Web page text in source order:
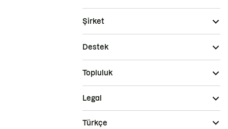
Şirket
Destek
Topluluk
Legal
Türkçe